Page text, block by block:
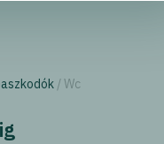
/ Wc